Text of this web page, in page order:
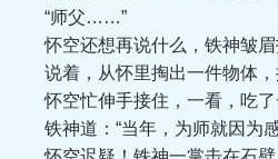
“师父……”
怀空还想再说什么，铁神皱眉
说着，从怀里掏出一件物体，
怀空忙伸手接住，一看，吃了
铁神道：“当年，为师就因为感